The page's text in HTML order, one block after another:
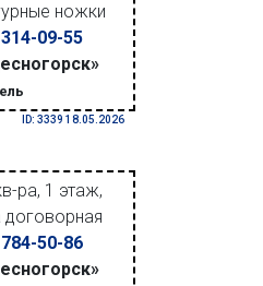
ножки
09-55
ID: 3339 18.05.2026
ра, 1 этаж,
договорная
50-86